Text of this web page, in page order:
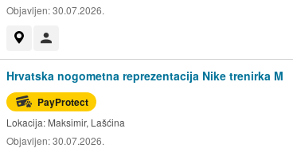
Objavljen:30.07.2026.
Hrvatska nogometna reprezentacija Nike trenirka M
PayProtect
Lokacija: Maksimir, Lašćina
Objavljen:30.07.2026.